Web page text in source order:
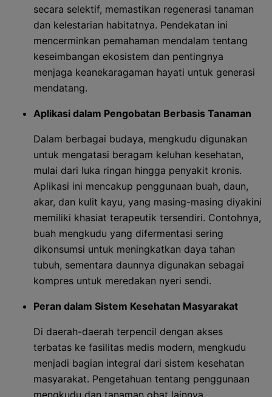
secara selektif, memastikan regenerasi tanaman
dan kelestarian habitatnya. Pendekatan ini
mencerminkan pemahaman mendalam tentang
keseimbangan ekosistem dan pentingnya
menjaga keanekaragaman hayati untuk generasi
mendatang.
Aplikasi dalam Pengobatan Berbasis Tanaman
Dalam berbagai budaya, mengkudu digunakan
untuk mengatasi beragam keluhan kesehatan,
mulai dari luka ringan hingga penyakit kronis.
Aplikasi ini mencakup penggunaan buah, daun,
akar, dan kulit kayu, yang masing-masing diyakini
memiliki khasiat terapeutik tersendiri. Contohnya,
buah mengkudu yang difermentasi sering
dikonsumsi untuk meningkatkan daya tahan
tubuh, sementara daunnya digunakan sebagai
kompres untuk meredakan nyeri sendi.
Peran dalam Sistem Kesehatan Masyarakat
Di daerah-daerah terpencil dengan akses
terbatas ke fasilitas medis modern, mengkudu
menjadi bagian integral dari sistem kesehatan
masyarakat. Pengetahuan tentang penggunaan
mengkudu dan tanaman obat lainnya